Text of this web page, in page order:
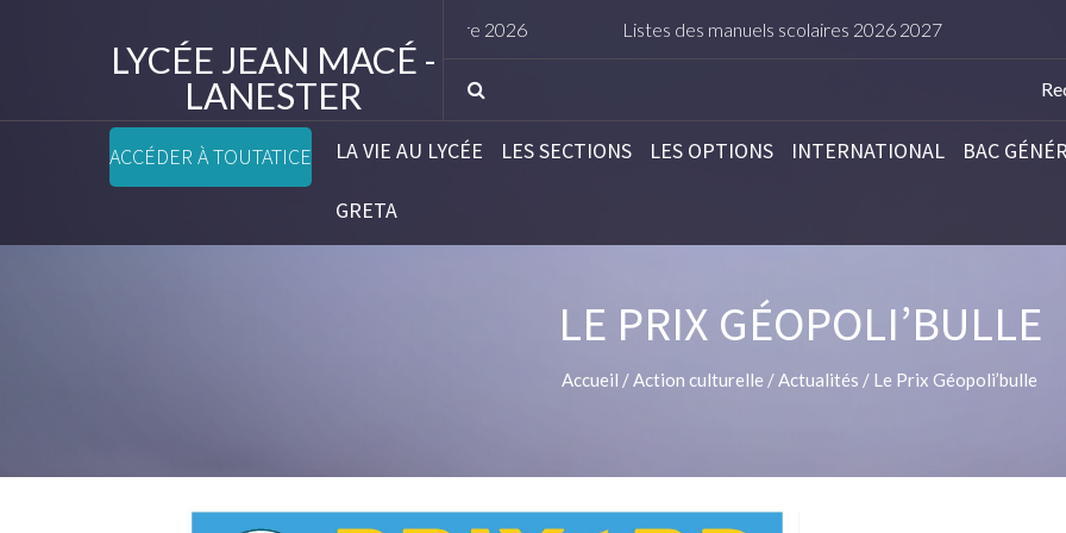
LYCÉE JEAN MACÉ -
LANESTER
Listes des manuels scolaires 2026 2027 TARIFS DE
ACCÉDER À TOUTATICE LA VIE AU LYCÉE LES SECTIONS LES OPTIONS INTERNATIONAL BAC
GRETA
LE PRIX GÉOPOLI’BULLE
Accueil /Action culturelle /Actualités / Le Prix Géopoli’bulle